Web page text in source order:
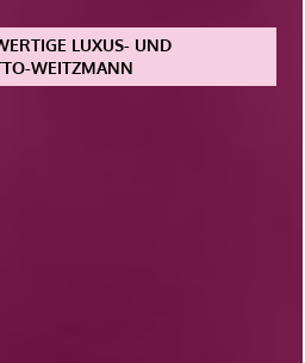
LUXUS- UND
WEITZMANN